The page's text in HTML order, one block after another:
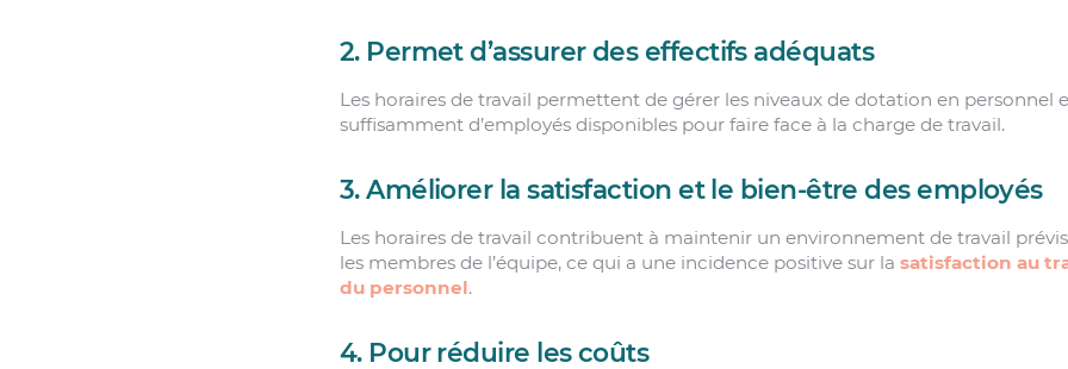
2. Permet d’assurer des effectifs adéquats
Les horaires de travail permettent de gérer les niveaux de dotation en personnel et
suffisamment d’employés disponibles pour faire face à la charge de travail.
3. Améliorer la satisfaction et le bien-être des employés
Les horaires de travail contribuent à maintenir un environnement de travail
les membres de l’équipe, ce qui a une incidence positive sur la satisfaction au
du personnel.
4. Pour réduire les coûts